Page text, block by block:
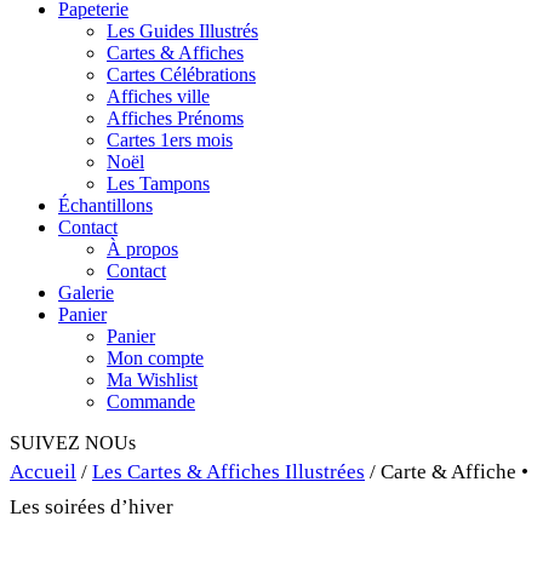
Papeterie
Les Guides Illustrés
Cartes & Affiches
Cartes Célébrations
Affiches ville
Affiches Prénoms
Cartes 1ers mois
Noël
Les Tampons
Échantillons
Contact
À propos
Contact
Galerie
Panier
Panier
Mon compte
Ma Wishlist
Commande
SUIVEZ NOUs
Accueil / Les Cartes & Affiches Illustrées / Carte & Affiche •
Les soirées d’hiver